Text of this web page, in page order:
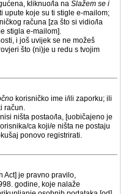
kliknuo/la na Slažem se i
upute koje su ti stigle e-mailom;
računa [za što si vidio/la
stigla e-mailom].
i još uvijek se ne možeš
što (ni)je u redu s tvojim
korisničko ime i/ili zaporku; ili
račun.
ništa postao/la, [uobičajeno je
ca koji/e ništa ne postaju
ponovo registrirati.
Act] je pravno pravilo,
godine, koje nalaže